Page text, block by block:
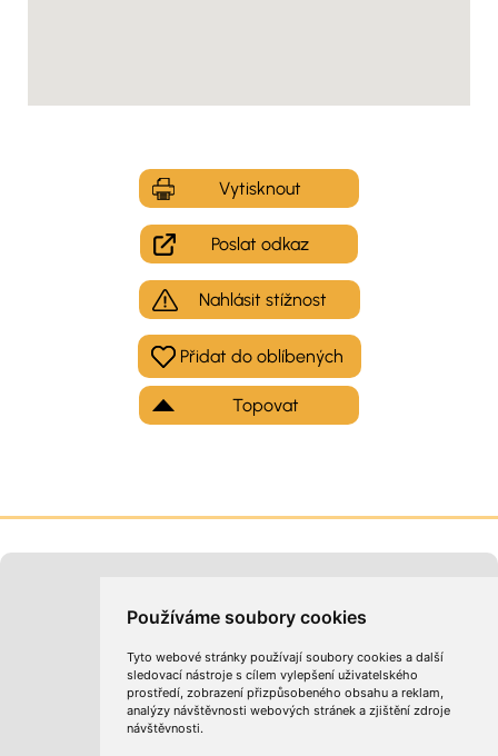
Používáme soubory cookies
Tyto webové stránky používají soubory cookies a další
sledovací nástroje s cílem vylepšení uživatelského
prostředí, zobrazení přizpůsobeného obsahu a reklam,
analýzy návštěvnosti webových stránek a zjištění zdroje
návštěvnosti.
Vytisknout
Poslat odkaz
Nahlásit stížnost
Topovat
Kontakt na provozovatele
Obchodní podmínky